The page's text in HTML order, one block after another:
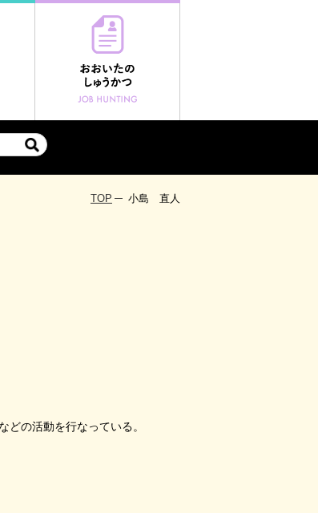
TOP 小島 直人
の活動を行なっている。